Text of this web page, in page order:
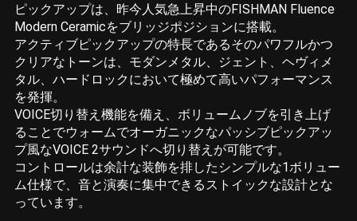
ピックアップは、昨今人気急上昇中のFISHMAN Fluence
Modern Ceramicをブリッジポジションに搭載。
アクティブピックアップの特長であるそのパワフルかつ
クリアなトーンは、モダンメタル、ジェント、ヘヴィメ
タル、ハードロックにおいて極めて高いパフォーマンス
を発揮。
VOICE切り替え機能を備え、ボリュームノブを引き上げ
ることでウォームでオーガニックなパッシブピックアッ
プ風なVOICE 2サウンドへ切り替えが可能です。
コントロールは余計な装飾を排したシンプルな1ボリュー
ム仕様で、音と演奏に集中できるストイックな設計とな
っています。